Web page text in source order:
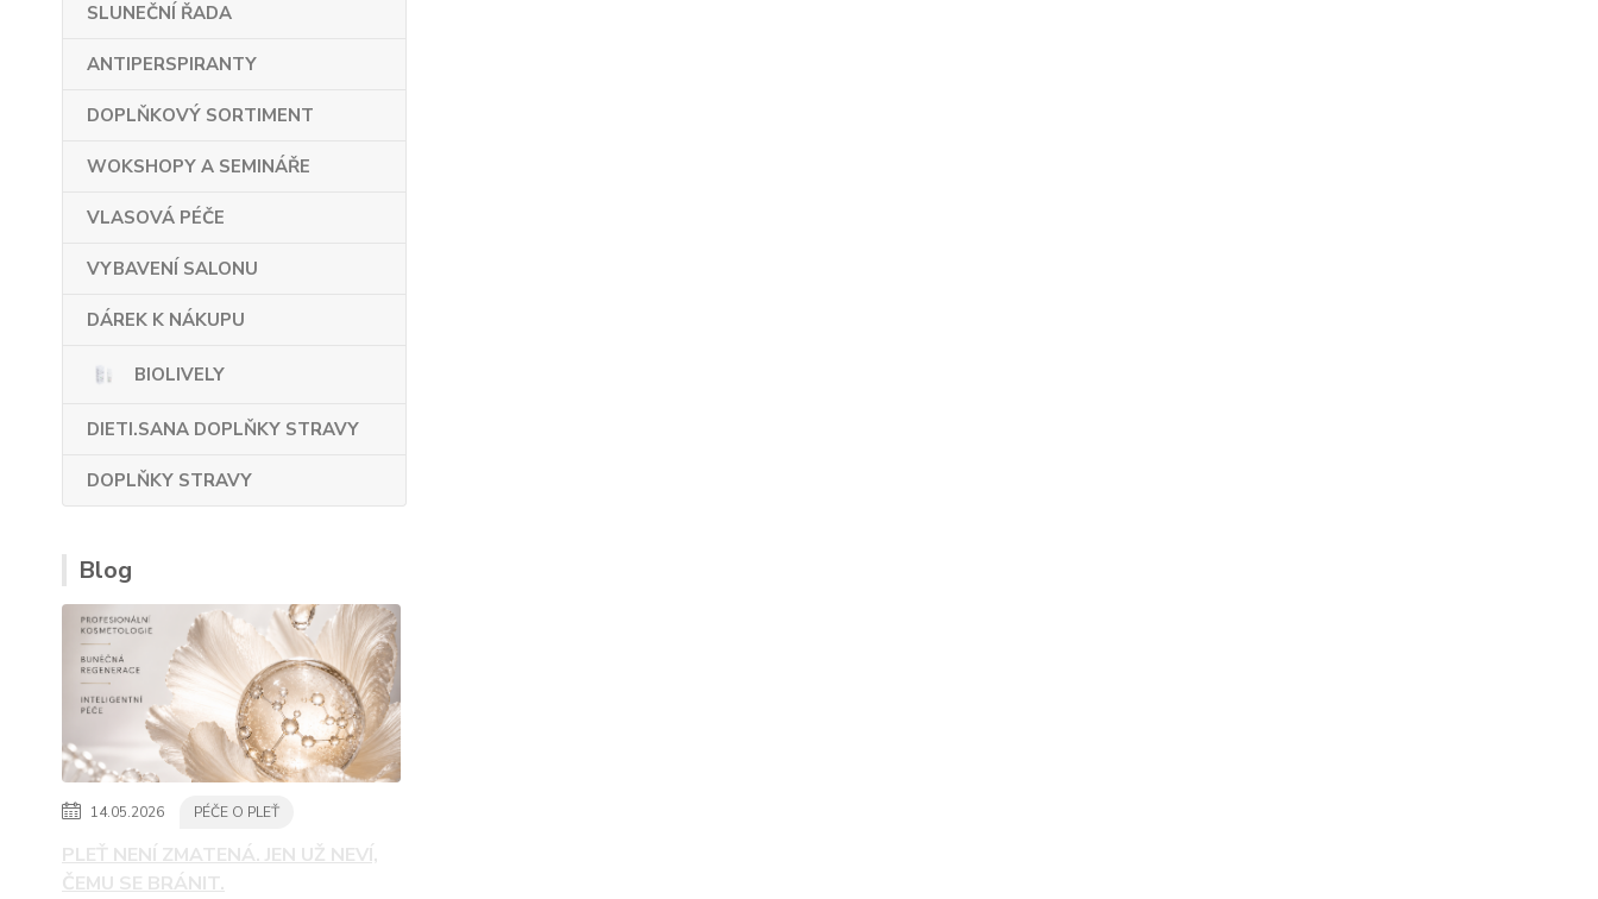
SLUNEČNÍ ŘADA
ANTIPERSPIRANTY
DOPLŇKOVÝ SORTIMENT
WOKSHOPY A SEMINÁŘE
VLASOVÁ PÉČE
VYBAVENÍ SALONU
DÁREK K NÁKUPU
BIOLIVELY
DIETI.SANA DOPLŇKY STRAVY
DOPLŇKY STRAVY
Blog
14.05.2026 PÉČE O PLEŤ
PLEŤ NENÍ ZMATENÁ. JEN UŽ NEVÍ,
ČEMU SE BRÁNIT.